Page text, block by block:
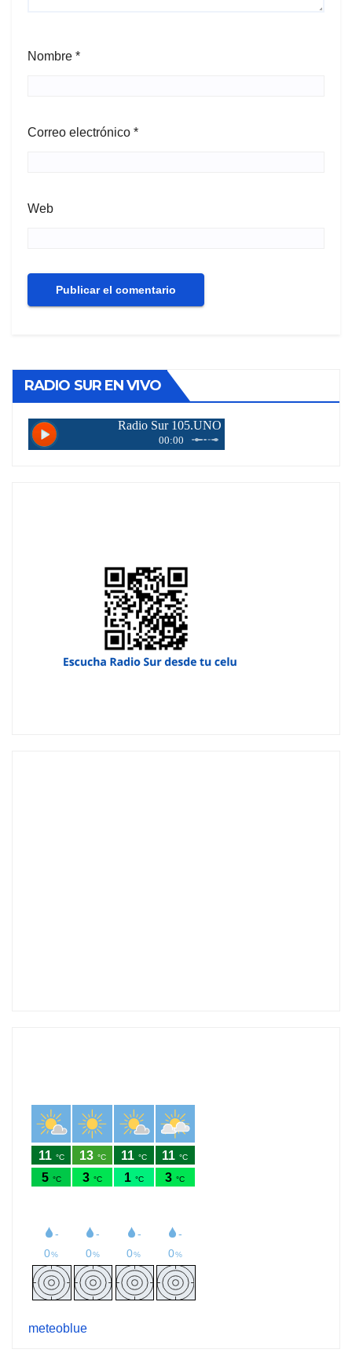
Nombre *
Correo electrónico *
Web
RADIO SUR EN VIVO
meteoblue